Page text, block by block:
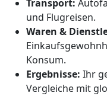
Transport:
und Flugreisen.
Waren &
Konsum.
Ergebnisse: Ihr
Vergleiche mit